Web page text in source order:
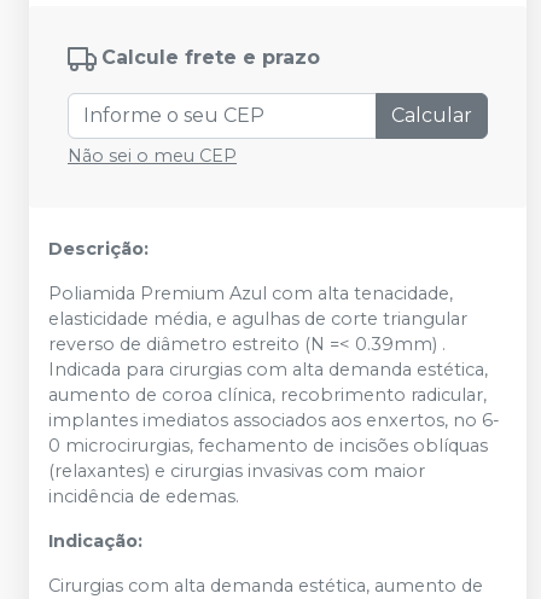
Calcule frete e prazo
Calcular
Não sei o meu CEP
Descrição:
Poliamida Premium Azul com alta tenacidade,
elasticidade média, e agulhas de corte triangular
reverso de diâmetro estreito (N =< 0.39mm) .
Indicada para cirurgias com alta demanda estética,
aumento de coroa clínica, recobrimento radicular,
implantes imediatos associados aos enxertos, no 6-
0 microcirurgias, fechamento de incisões oblíquas
(relaxantes) e cirurgias invasivas com maior
incidência de edemas.
Indicação:
Cirurgias com alta demanda estética, aumento de